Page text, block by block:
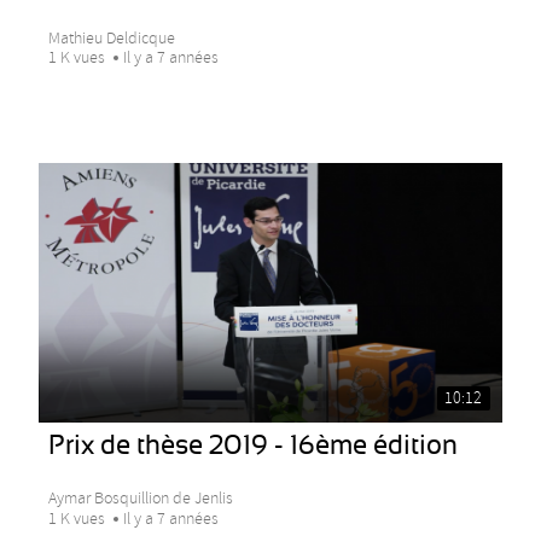
Mathieu Deldicque
1 K vues
Il y a 7 années
10:12
Prix de thèse 2019 - 16ème édition
Aymar Bosquillion de Jenlis
1 K vues
Il y a 7 années